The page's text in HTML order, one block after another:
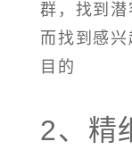
群，找到
而找到感
目的
2、精